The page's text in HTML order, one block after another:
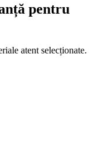
pentru
atent selecționate.